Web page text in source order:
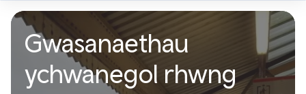
Gwasanaethau
ychwanegol rhwng